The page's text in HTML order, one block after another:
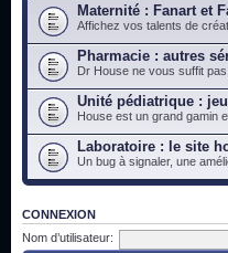
Maternité : Fanart et
Affichez vos talents de
Pharmacie : autres
Dr House ne vous suffit
Unité pédiatrique :
House est un grand gamin
Laboratoire : le site
Un bug à signaler, une
CONNEXION
Nom d’utilisateur: